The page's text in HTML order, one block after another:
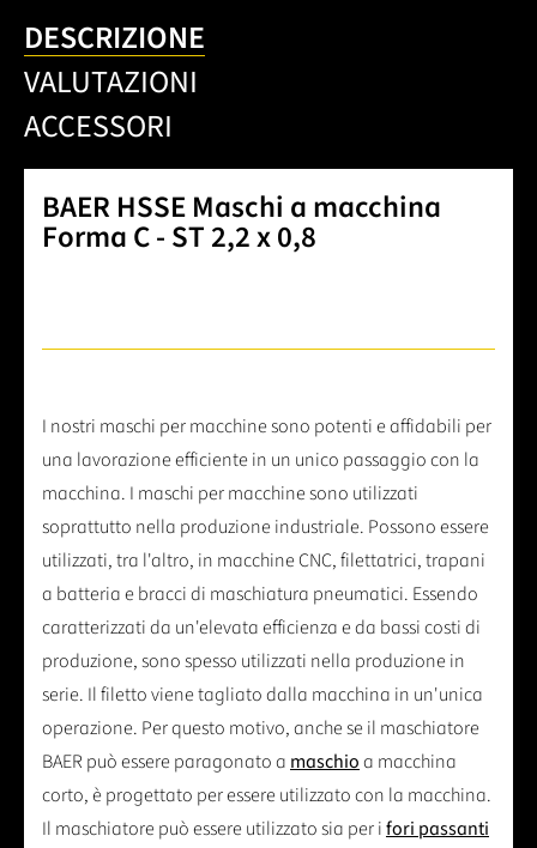
DESCRIZIONE
VALUTAZIONI
ACCESSORI
BAER HSSE Maschi a macchina
Forma C - ST 2,2 x 0,8
I nostri maschi per macchine sono potenti e affidabili per
una lavorazione efficiente in un unico passaggio con la
macchina. I maschi per macchine sono utilizzati
soprattutto nella produzione industriale. Possono essere
utilizzati, tra l'altro, in macchine CNC, filettatrici, trapani
a batteria e bracci di maschiatura pneumatici. Essendo
caratterizzati da un'elevata efficienza e da bassi costi di
produzione, sono spesso utilizzati nella produzione in
serie. Il filetto viene tagliato dalla macchina in un'unica
operazione. Per questo motivo, anche se il maschiatore
BAER può essere paragonato amaschioa macchina
corto, è progettato per essere utilizzato con la macchina.
Il maschiatore può essere utilizzato sia per ifori passanti